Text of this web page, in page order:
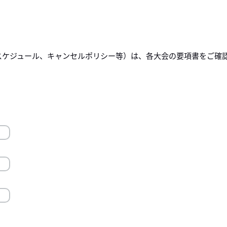
ュール、キャンセルポリシー等）は、各大会の要項書をご確